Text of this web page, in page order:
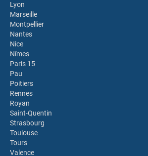
Lyon
Marseille
Montpellier
Nantes
Nice
Nîmes
Paris 15
Pau
Poitiers
Rennes
Royan
Saint-Quentin
Strasbourg
Toulouse
Tours
Valence